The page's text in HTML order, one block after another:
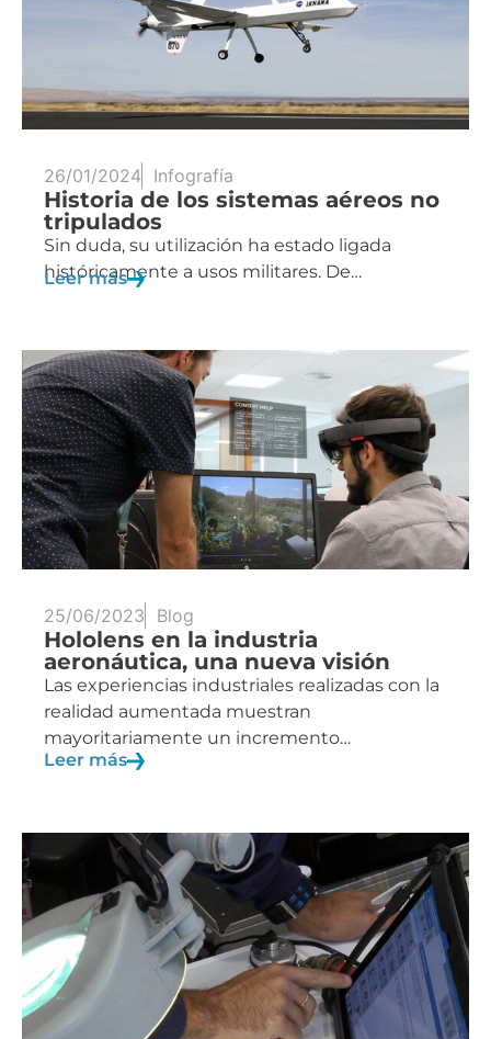
26/01/2024 Infografía
Historia de los sistemas aéreos no
tripulados
Sin duda, su utilización ha estado ligada
históricamente a usos militares. De…
Leer más
25/06/2023 Blog
Hololens en la industria
aeronáutica, una nueva visión
Las experiencias industriales realizadas con la
realidad aumentada muestran
mayoritariamente un incremento…
Leer más